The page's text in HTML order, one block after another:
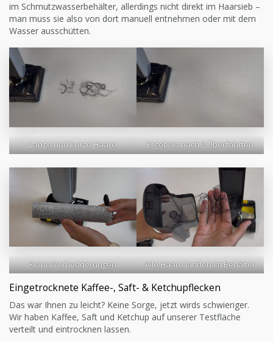
im Schmutzwasserbehälter, allerdings nicht direkt im Haarsieb –
man muss sie also von dort manuell entnehmen oder mit dem
Wasser ausschütten.
Lange und kurze Haare Ergebnis nach 2 Überfahrten
Keine Verhedderungen Alle Haare landen im Behälter
Eingetrocknete Kaffee-, Saft- & Ketchupflecken
Das war Ihnen zu leicht? Keine Sorge, jetzt wirds schwieriger.
Wir haben Kaffee, Saft und Ketchup auf unserer Testfläche
verteilt und eintrocknen lassen.